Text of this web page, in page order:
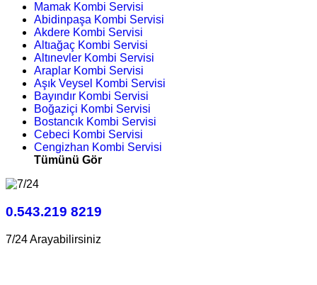
Mamak Kombi Servisi
Abidinpaşa Kombi Servisi
Akdere Kombi Servisi
Altıağaç Kombi Servisi
Altınevler Kombi Servisi
Araplar Kombi Servisi
Aşık Veysel Kombi Servisi
Bayındır Kombi Servisi
Boğaziçi Kombi Servisi
Bostancık Kombi Servisi
Cebeci Kombi Servisi
Cengizhan Kombi Servisi
Tümünü Gör
0.543.219 8219
7/24 Arayabilirsiniz